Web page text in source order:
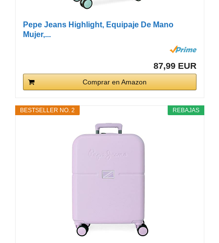
Pepe Jeans Highlight, Equipaje De Mano
Mujer,...
87,99 EUR
Comprar en Amazon
REBAJAS
BESTSELLER NO. 2